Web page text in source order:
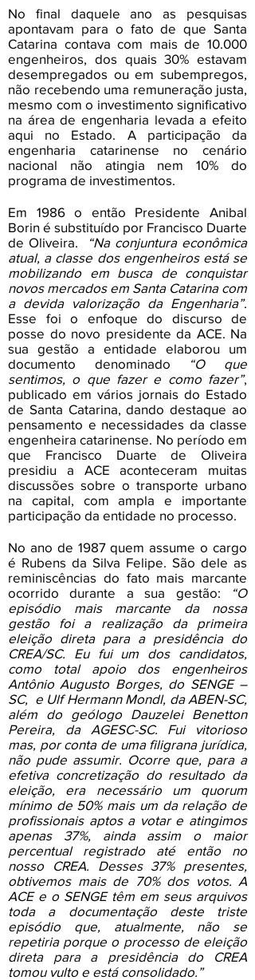
No final daquele ano as pesquisas
apontavam para o fato de que Santa
Catarina contava com mais de 10.000
engenheiros, dos quais 30% estavam
desempregados ou em subempregos,
não recebendo uma remuneração justa,
mesmo com o investimento significativo
na área de engenharia levada a efeito
aqui no Estado. A participação da
engenharia catarinense no cenário
nacional não atingia nem 10% do
programa de investimentos.
Em 1986 o então Presidente Anibal
Borin é substituído por Francisco Duarte
de Oliveira.
“Na conjuntura econômica
atual, a classe dos engenheiros está se
mobilizando em busca de conquistar
novos mercados em Santa Catarina com
a devida valorização da Engenharia”.
Esse foi o enfoque do discurso de
posse do novo presidente da ACE. Na
sua gestão a entidade elaborou um
documento denominado
“O que
sentimos, o que fazer e como fazer”,
publicado em vários jornais do Estado
de Santa Catarina, dando destaque ao
pensamento e necessidades da classe
engenheira catarinense. No período em
que Francisco Duarte de Oliveira
presidiu a ACE aconteceram muitas
discussões sobre o transporte urbano
na capital, com ampla e importante
participação da entidade no processo.
No ano de 1987 quem assume o cargo
é Rubens da Silva Felipe. São dele as
reminiscências do fato mais marcante
ocorrido durante a sua gestão:
“O
episódio mais marcante da nossa
gestão foi a realização da primeira
eleição direta para a presidência do
CREA/SC. Eu fui um dos candidatos,
como total apoio dos engenheiros
Antônio Augusto Borges, do SENGE –
SC, e Ulf Hermann Mondl, da ABEN-SC,
além do geólogo Dauzelei Benetton
Pereira, da AGESC-SC. Fui vitorioso
mas, por conta de uma filigrana jurídica,
não pude assumir. Ocorre que, para a
efetiva concretização do resultado da
eleição, era necessário um quorum
mínimo de 50% mais um da relação de
profissionais aptos a votar e atingimos
apenas 37%, ainda assim o maior
percentual registrado até então no
nosso CREA. Desses 37% presentes,
obtivemos mais de 70% dos votos. A
ACE e o SENGE têm em seus arquivos
toda a documentação deste triste
episódio que, atualmente, não se
repetiria porque o processo de eleição
direta para a presidência do CREA
tomou vulto e está consolidado.”